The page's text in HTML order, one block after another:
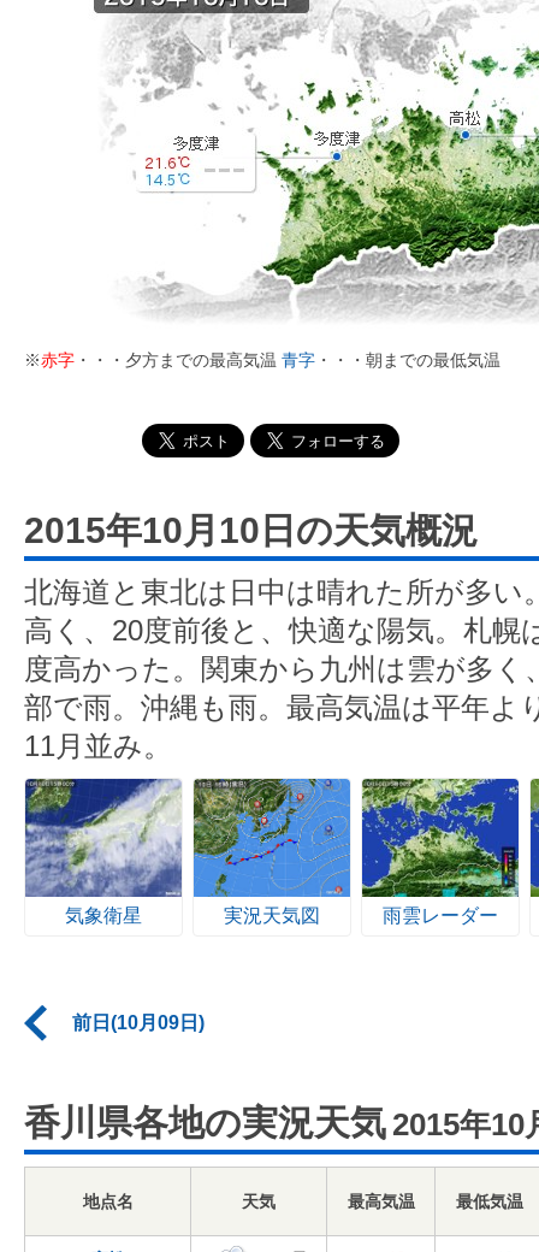
※赤字 ・・・夕方までの最高気温 青字 ・・・朝までの最低気温
2015年10月10日の天気概況
北海道と東北は日中は晴れた所が多い
高く、20度前後と、快適な陽気。札幌
度高かった。関東から九州は雲が多く
部で雨。沖縄も雨。最高気温は平年よ
11月並み。
気象衛星 実況天気図 雨雲レーダー
前日(10月09日)
香川県各地の実況天気 2015年10
地点名 天気 最高気温 最低気温